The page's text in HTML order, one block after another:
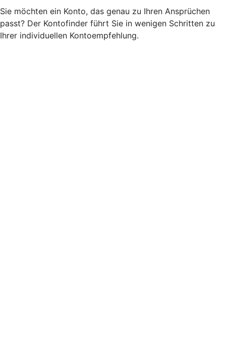
Sie möchten ein Konto, das genau zu Ihren Ansprüchen
passt? Der Kontofinder führt Sie in wenigen Schritten zu
Ihrer individuellen Kontoempfehlung.